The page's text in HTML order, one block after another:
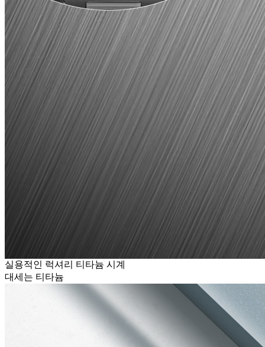
실용적인 럭셔리 티타늄 시계
대세는 티타늄